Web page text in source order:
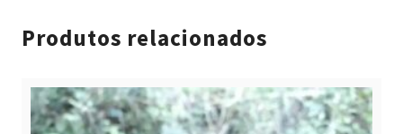
Produtos relacionados